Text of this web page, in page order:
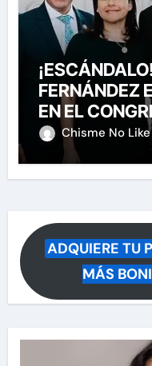
FERNÁNDEZ
EN EL
UNIDOS
Chisme No Like
ADQUIERE TU
MÁS